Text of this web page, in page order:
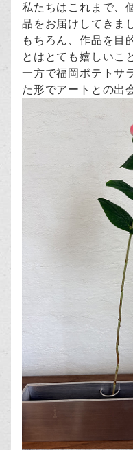
私たちはこれまで、
品をお届けしてきま
もちろん、作品を目
とはとても嬉しいこ
一方で福岡ポテトサ
た形でアートとの出